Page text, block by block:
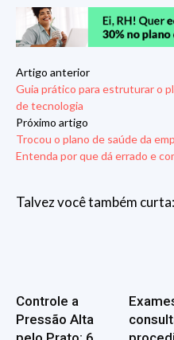
Artigo anterior
Guia prático para estruturar o
de tecnologia
Próximo artigo
Trocou o plano de saúde da
Entenda por que dá errado e
Talvez você também curta:
Controle a
Pressão Alta